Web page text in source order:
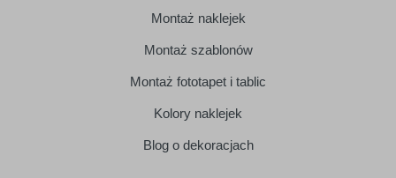
Montaż naklejek
Montaż szablonów
Montaż fototapet i tablic
Kolory naklejek
Blog o dekoracjach